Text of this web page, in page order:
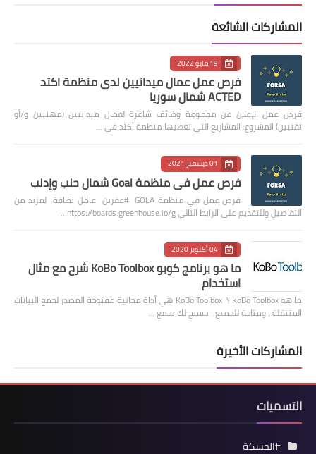
المشاركات الشائعة
19 مايو 2022
فرص عمل عمال ميدانيين لدى منظمة اكتد
ACTED شمال سوريا
فرص عمل الإعلان عن مجموعة وظائف شاغرة لعمال ميدانيين (مهنيين و/أو
تقنيين) المشروع: المشاريع التي تغطيها منظمة أكتد في …
01 ديسمبر 2021
فرص عمل في منظمة Goal شمال حلب وإدلب
فرص عمل في منظمة GOLA #عفرين عامل نظافة لمزيد من
التفاصيل وللتقديم على الرابط التالي https://boards.greenhouse.io/g…
04 أكتوبر 2020
ما هو برنامج كوبو KoBo Toolbox شرح مع مثال
استخدام
ما هو KoBo Toolbox ؟ KoBo Toolbox هي أداة مجانية مفتوحة المصدر لجمع البيانات
المتنقلة ، ومتاحة للجميع. يسمح لك بجمع …
المشاركات الأخيرة
التسميات
#الحسكة